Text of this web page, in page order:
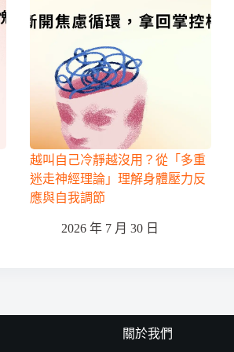
越叫自己冷靜越沒用？從「多重
迷走神經理論」理解身體壓力反
應與自我調節
2026 年 7 月 30 日
關於我們